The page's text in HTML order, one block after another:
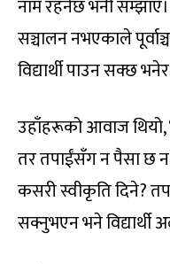
नाम रहनेछ भनी
सञ्चालन नभएकाले
विद्यार्थी पाउन सक्छ
उहाँहरूको आवाज
तर तपाईंसँग न पैसा छ न
कसरी स्वीकृति दिने?
सक्नुभएन भने विद्यार्थी